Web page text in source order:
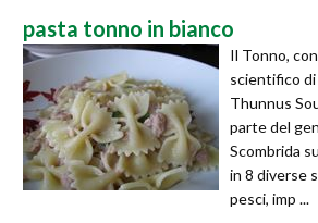
pasta tonno in bianco
Il Tonno,
scientifico di
Thunnus
parte del
Scombrida
in 8 diverse
pesci, imp ...